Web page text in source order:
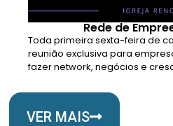
Rede de
Toda primeira sexta-feira de
reunião exclusiva para
fazer network, negócios e
VER MAIS